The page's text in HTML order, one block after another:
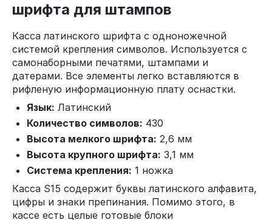
шрифта для штампов
Касса латинского шрифта с одноножечной
системой крепления символов. Используется с
самонаборными печатями, штампами и
датерами. Все элементы легко вставляются в
рифленую информационную плату оснастки.
Язык: Латинский
Количество символов: 430
Высота мелкого шрифта: 2,6 мм
Высота крупного шрифта: 3,1 мм
Система крепления: 1 ножка
Касса S15 содержит буквы латинского алфавита,
цифры и знаки препинания. Помимо этого, в
кассе есть целые готовые блоки